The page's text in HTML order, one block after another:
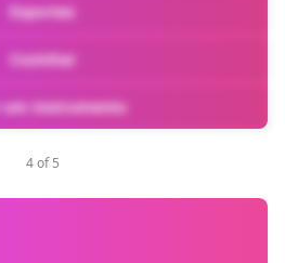
Esportes
Cozinhar
um instrumento
4 of 5